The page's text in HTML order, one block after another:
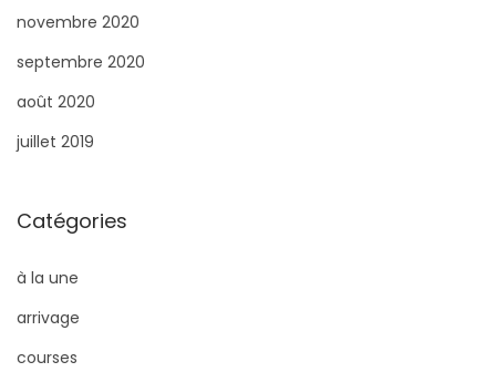
novembre 2020
septembre 2020
août 2020
juillet 2019
Catégories
à la une
arrivage
courses